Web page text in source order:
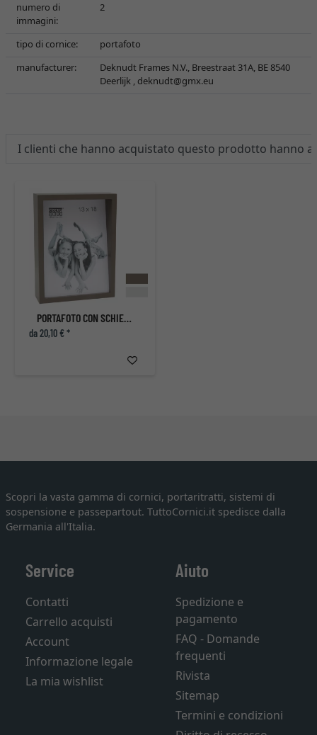
numero di
immagini:
2
tipo di cornice:
portafoto
manufacturer:
Deknudt Frames N.V., Breestraat 31A, BE 8540
Deerlijk , deknudt@gmx.eu
I clienti che hanno acquistato questo prodotto hanno
PORTAFOTO CON SCHIENALE INCLINATO
da 20,10 € *
Scopri la vasta gamma di cornici, portaritratti, sistemi di
sospensione e passepartout. TuttoCornici.it spedisce dalla
Germania all'Italia.
Service
Contatti
Carrello acquisti
Account
Informazione legale
La mia wishlist
Aiuto
Spedizione e
pagamento
FAQ - Domande
frequenti
Rivista
Sitemap
Termini e condizioni